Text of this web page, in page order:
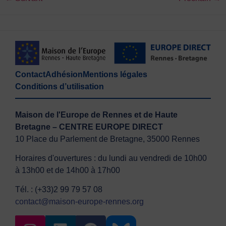
ContactAdhésion Mentions légales
Conditions d’utilisation
Maison de l'Europe de Rennes et de Haute
Bretagne – CENTRE EUROPE DIRECT
10 Place du Parlement de Bretagne, 35000 Rennes
Horaires d'ouvertures : du lundi au vendredi de 10h00
à 13h00 et de 14h00 à 17h00
Tél. : (+33)2 99 79 57 08
contact@maison-europe-rennes.org